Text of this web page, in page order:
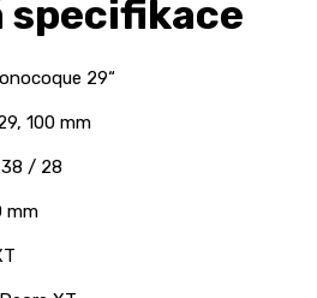
specifikace
29“
100 mm
38 / 28
mm